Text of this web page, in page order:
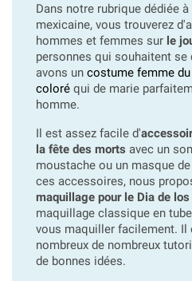
Dans notre rubrique dédiée
mexicaine, vous trouverez
hommes et femmes sur le
personnes qui souhaitent se
avons un costume femme
coloré qui de marie
homme.
Il est assez facile d'
la fête des morts avec un
moustache ou un masque
ces accessoires, nous
maquillage pour le Dia de
maquillage classique en
vous maquiller facilement. Il
nombreux de nombreux
de bonnes idées.